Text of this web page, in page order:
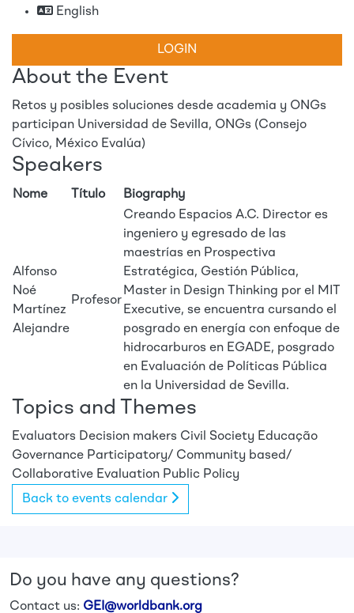
About the Event
Retos y posibles soluciones desde academia y ONGs
participan Universidad de Sevilla, ONGs (Consejo
Cívico, México Evalúa)
Speakers
Nome Título Biography
Alfonso
Noé
Martínez
Alejandre
Profesor
Creando Espacios A.C. Director es
ingeniero y egresado de las
maestrías en Prospectiva
Estratégica, Gestión Pública,
Master in Design Thinking por el MIT
Executive, se encuentra cursando el
posgrado en energía con enfoque de
hidrocarburos en EGADE, posgrado
en Evaluación de Políticas Pública
en la Universidad de Sevilla.
Topics and Themes
Evaluators Decision makers Civil Society Educação
Governance Participatory/ Community based/
Collaborative Evaluation Public Policy
English
LOGIN
Back to events calendar
Do you have any questions?
Contact us: GEI@worldbank.org